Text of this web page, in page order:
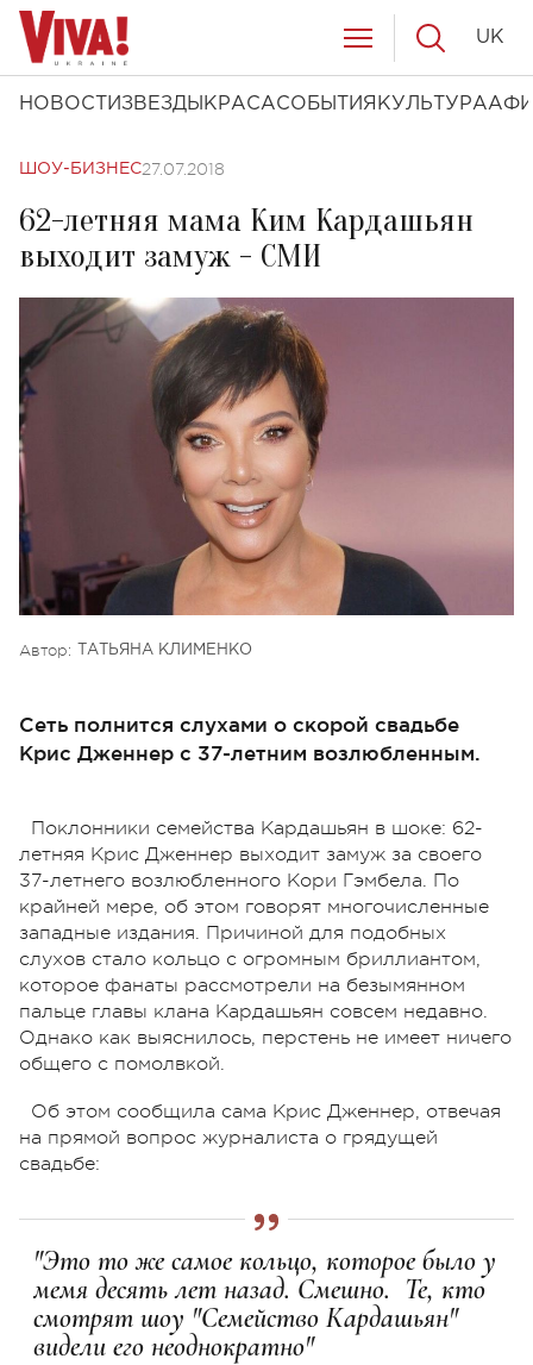
НОВОСТИ ЗВЕЗДЫ КРАСАСОБЫТИЯ КУЛЬТУРА
UK
ШОУ-БИЗНЕС27.07.2018
62-летняя мама Ким Кардашьян
выходит замуж - СМИ
Автор: ТАТЬЯНА КЛИМЕНКО
Сеть полнится слухами о скорой свадьбе
Крис Дженнер с 37-летним возлюбленным.
Поклонники семейства Кардашьян в шоке: 62-
летняя Крис Дженнер выходит замуж за своего
37-летнего возлюбленного Кори Гэмбела. По
крайней мере, об этом говорят многочисленные
западные издания. Причиной для подобных
слухов стало кольцо с огромным бриллиантом,
которое фанаты рассмотрели на безымянном
пальце главы клана Кардашьян совсем недавно.
Однако как выяснилось, перстень не имеет ничего
общего с помолвкой.
Об этом сообщила сама Крис Дженнер, отвечая
на прямой вопрос журналиста о грядущей
свадьбе:
"Это то же самое кольцо, которое было у
мемя десять лет назад. Смешно. Те, кто
смотрят шоу "Семейство Кардашьян"
видели его неоднократно"